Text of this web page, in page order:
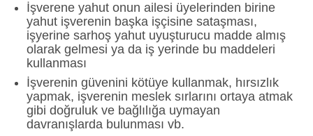
İşverene yahut onun ailesi üyelerinden birine
yahut işverenin başka işçisine sataşması,
işyerine sarhoş yahut uyuşturucu madde almış
olarak gelmesi ya da iş yerinde bu maddeleri
kullanması
İşverenin güvenini kötüye kullanmak, hırsızlık
yapmak, işverenin meslek sırlarını ortaya atmak
gibi doğruluk ve bağlılığa uymayan
davranışlarda bulunması vb.